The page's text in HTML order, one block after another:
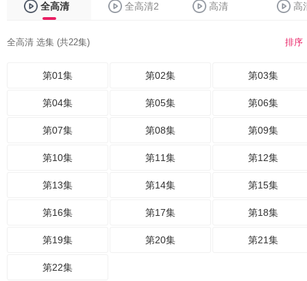
全高清 全高清2 高清 高
全高清 选集 (共22集) 排序
第01集 第02集 第03集
第04集 第05集 第06集
第07集 第08集 第09集
第10集 第11集 第12集
第13集 第14集 第15集
第16集 第17集 第18集
第19集 第20集 第21集
第22集